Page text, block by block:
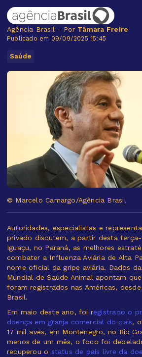
Agência Brasil - Por Tâmara Freire
Publicado em 09/09/2025 15:45
Saúde
© Marcelo Camargo/Agência Brasil
Autoridades, especialistas e
privado discutem, a partir desta
Iguaçu, no Paraná, as melhores
combater a Influenza Aviária de Alta
nome oficial da gripe aviária. Dados
Mundial de Saúde Animal apontam
foram registrados nas Américas,
Brasil.
Em maio deste ano, foi registrado o
doença em granja comercial do país,
17 mil aves, em Montenegro, no Rio
menos de um mês, o foco foi
recuperou o status de país livre da